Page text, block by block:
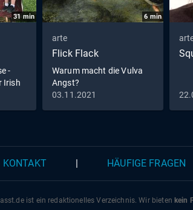
31 min
-
Irish
6 min
arte
Flick Flack
Warum macht die Vulva
Angst?
03.11.2021
KONTAKT HÄUFIGE FRAGEN
deist ein redaktionelles Verzeichnis. Wir bieten kein